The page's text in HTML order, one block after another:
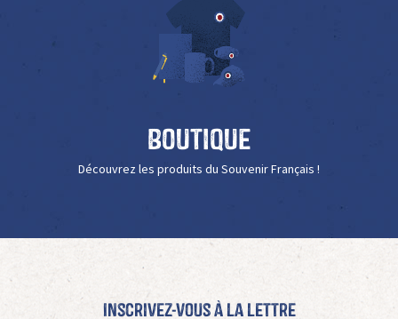
Boutique
Découvrez les produits du Souvenir Français !
Inscrivez-vous à La Lettre